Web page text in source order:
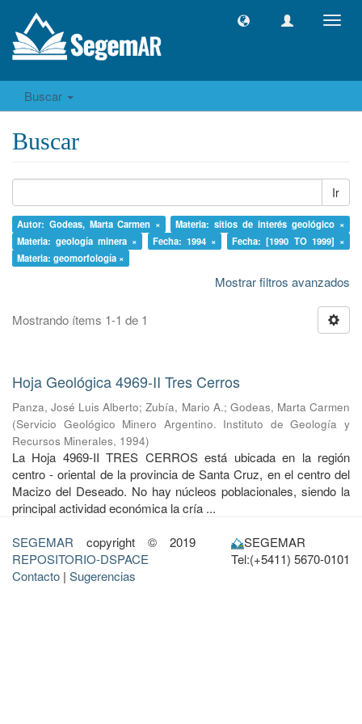
Buscar
Buscar
Ir
Autor: Godeas, Marta Carmen ×
Materia: sitios de interés geológico ×
Materia: geología minera ×
Fecha: 1994 ×
Fecha: [1990 TO 1999] ×
Materia: geomorfología ×
Mostrar filtros avanzados
Mostrando ítems 1-1 de 1
Hoja Geológica 4969-II Tres Cerros
Panza, José Luis Alberto;Zubía, Mario A.; Godeas, Marta Carmen
(Servicio Geológico Minero Argentino. Instituto de Geología y
Recursos Minerales, 1994)
La Hoja 4969-II TRES CERROS está ubicada en la región
centro - oriental de la provincia de Santa Cruz, en el centro del
Macizo del Deseado. No hay núcleos poblacionales, siendo la
principal actividad económica la cría ...
SEGEMAR copyright © 2019
REPOSITORIO-DSPACE
Contacto | Sugerencias
SEGEMAR
Tel:(+5411) 5670-0101